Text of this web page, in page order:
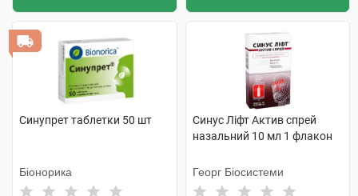
Синупрет таблетки 50 шт
Біонорика
Синус Ліфт Актив спрей
назальний 10 мл 1 флакон
Георг Біосистеми